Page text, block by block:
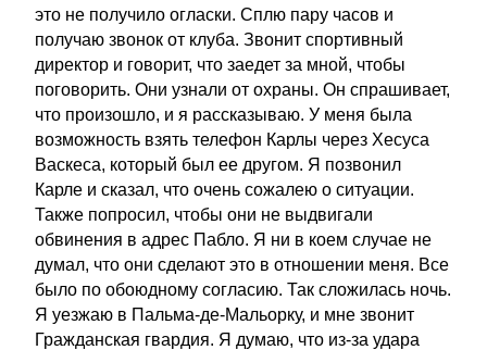
это не получило огласки. Сплю пару часов и
получаю звонок от клуба. Звонит спортивный
директор и говорит, что заедет за мной, чтобы
поговорить. Они узнали от охраны. Он спрашивает,
что произошло, и я рассказываю. У меня была
возможность взять телефон Карлы через Хесуса
Васкеса, который был ее другом. Я позвонил
Карле и сказал, что очень сожалею о ситуации.
Также попросил, чтобы они не выдвигали
обвинения в адрес Пабло. Я ни в коем случае не
думал, что они сделают это в отношении меня. Все
было по обоюдному согласию. Так сложилась ночь.
Я уезжаю в Пальма-де-Мальорку, и мне звонит
Гражданская гвардия. Я думаю, что из-за удара